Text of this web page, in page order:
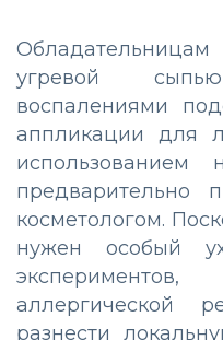
угревой
воспалениями
аппликации для
использованием
предварительно
косметологом.
нужен особый
аллергической
разнести